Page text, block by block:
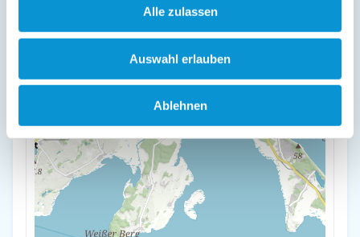
Alle zulassen
Auswahl erlauben
Ablehnen
4-Raum Apartment bis 8 Pers. (4.1)
Dorfstraße 12
-